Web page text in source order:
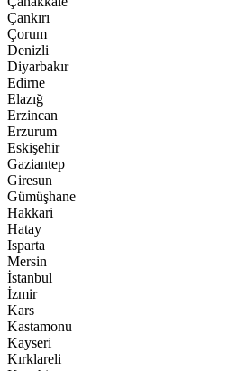
Çankırı
Çorum
Denizli
Diyarbakır
Edirne
Elazığ
Erzincan
Erzurum
Eskişehir
Gaziantep
Giresun
Gümüşhane
Hakkari
Hatay
Isparta
Mersin
İstanbul
İzmir
Kars
Kastamonu
Kayseri
Kırklareli